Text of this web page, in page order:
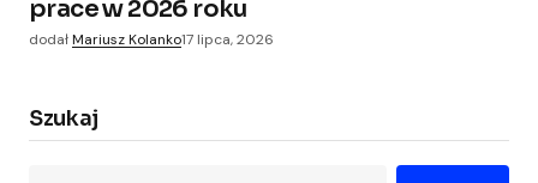
prace w 2026 roku
dodałMariusz Kolanko17 lipca, 2026
Szukaj